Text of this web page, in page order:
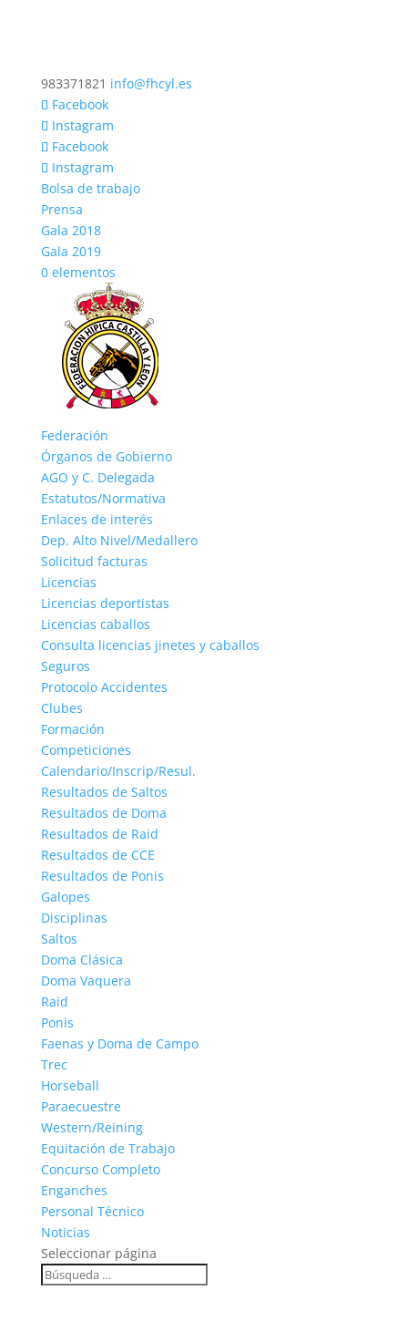
983371821 info@fhcyl.es
Facebook
Instagram
Facebook
Instagram
Bolsa de trabajo
Prensa
Gala 2018
Gala 2019
0 elementos
Federación
Órganos de Gobierno
AGO y C. Delegada
Estatutos/Normativa
Enlaces de interés
Dep. Alto Nivel/Medallero
Solicitud facturas
Licencias
Licencias deportistas
Licencias caballos
Consulta licencias jinetes y caballos
Seguros
Protocolo Accidentes
Clubes
Formación
Competiciones
Calendario/Inscrip/Resul.
Resultados de Saltos
Resultados de Doma
Resultados de Raid
Resultados de CCE
Resultados de Ponis
Galopes
Disciplinas
Saltos
Doma Clásica
Doma Vaquera
Raid
Ponis
Faenas y Doma de Campo
Trec
Horseball
Paraecuestre
Western/Reining
Equitación de Trabajo
Concurso Completo
Enganches
Personal Técnico
Noticias
Seleccionar página